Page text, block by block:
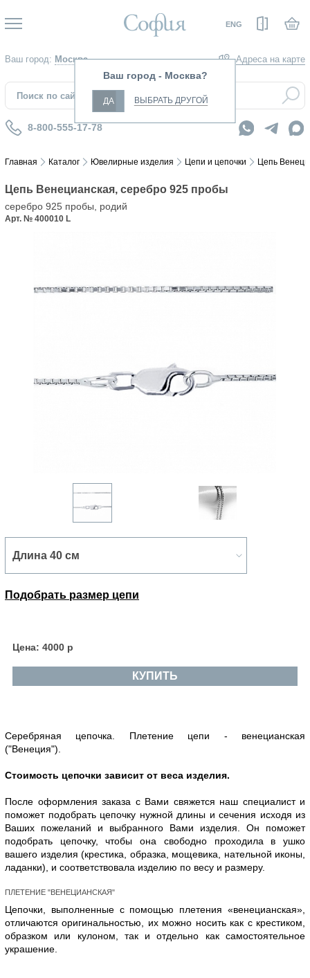
ENG Вход
Ваш город: Москва Адреса на карте
Ваш город - Москва?
ДА ВЫБРАТЬ ДРУГОЙ
8-800-555-17-78
Главная Каталог Ювелирные изделия Цепи и цепочки Цепь
Цепь Венецианская, серебро 925 пробы
серебро 925 пробы, родий
Арт. № 400010 L
Подобрать размер цепи
Цена: 4000 р
КУПИТЬ
Серебряная цепочка. Плетение цепи - венецианская
("Венеция").
Стоимость цепочки зависит от веса изделия.
После оформления заказа с Вами свяжется наш специалист и
поможет подобрать цепочку нужной длины и сечения исходя из
Ваших пожеланий и выбранного Вами изделия. Он поможет
подобрать цепочку, чтобы она свободно проходила в ушко
вашего изделия (крестика, образка, мощевика, нательной иконы,
ладанки), и соответствовала изделию по весу и размеру.
ПЛЕТЕНИЕ "ВЕНЕЦИАНСКАЯ"
Цепочки, выполненные с помощью плетения «венецианская»,
отличаются оригинальностью, их можно носить как с крестиком,
образком или кулоном, так и отдельно как самостоятельное
украшение.